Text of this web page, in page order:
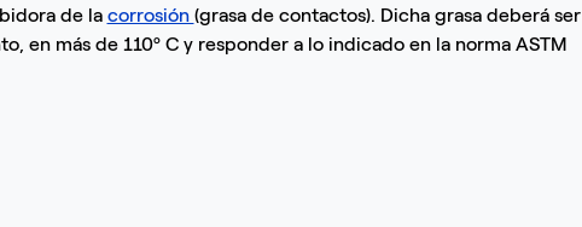
de la corrosión (grasa de contactos). Dicha grasa deberá ser
en más de 110º C y responder a lo indicado en la norma ASTM